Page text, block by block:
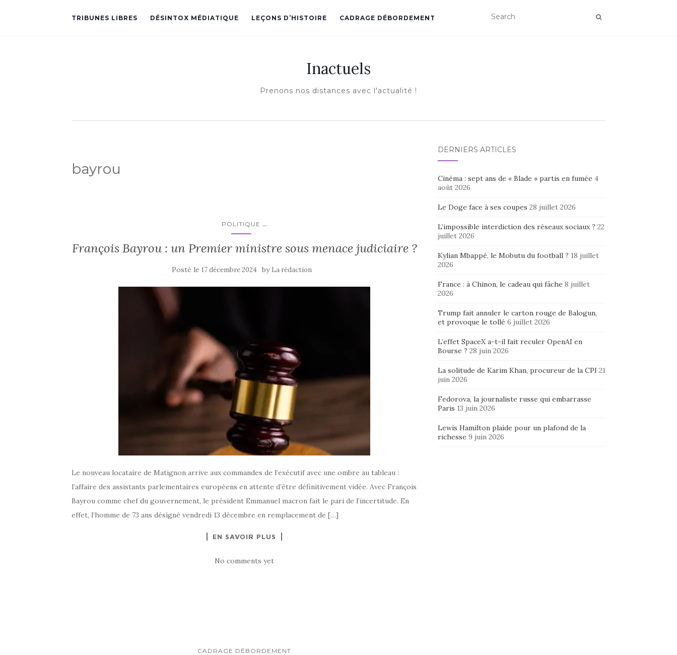
TRIBUNES LIBRES DÉSINTOX MÉDIATIQUE LEÇONS D’HISTOIRE CADRAGE DÉBORDEMENT
Inactuels
Prenons nos distances avec l'actualité !
bayrou
POLITIQUE ...
François Bayrou : un Premier ministre sous menace judiciaire ?
Posté le17 décembre 2024 by La rédaction
Le nouveau locataire de Matignon arrive aux commandes de l’exécutif avec une ombre au tableau :
l’affaire des assistants parlementaires européens en attente d’être définitivement vidée. Avec François
Bayrou comme chef du gouvernement, le président Emmanuel macron fait le pari de l’incertitude. En
effet, l’homme de 73 ans désigné vendredi 13 décembre en remplacement de […]
EN SAVOIR PLUS
No comments yet
CADRAGE DÉBORDEMENT
DERNIERS ARTICLES
Cinéma : sept ans de « Blade » partis en fumée 4
août 2026
Le Doge face à ses coupes 28 juillet 2026
L’impossible interdiction des réseaux sociaux ? 22
juillet 2026
Kylian Mbappé, le Mobutu du football ? 18 juillet
2026
France : à Chinon, le cadeau qui fâche 8 juillet
2026
Trump fait annuler le carton rouge de Balogun,
et provoque le tollé 6 juillet 2026
L’effet SpaceX a-t-il fait reculer OpenAI en
Bourse ? 28 juin 2026
La solitude de Karim Khan, procureur de la CPI 21
juin 2026
Fedorova, la journaliste russe qui embarrasse
Paris 13 juin 2026
Lewis Hamilton plaide pour un plafond de la
richesse 9 juin 2026